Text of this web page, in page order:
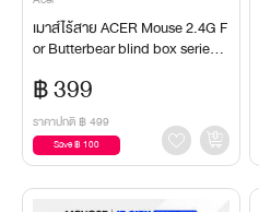
เมาส์ไร้สาย ACER Mouse 2.4G F
or Butterbear blind box series T
฿ 399
ราคาปกติ ฿ 499
Save ฿ 100